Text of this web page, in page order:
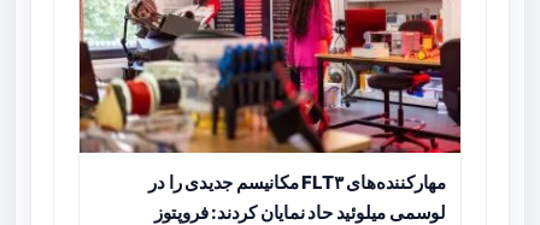
مهارکننده‌های FLT۳ مکانیسم جدیدی را در
لوسمی میلوئید حاد نمایان کردند: فروپتوز